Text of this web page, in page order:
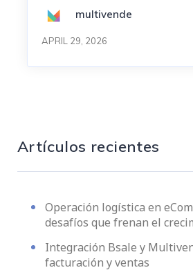
multivende
APRIL 29, 2026
Artículos recientes
Operación logística en
desafíos que frenan el
Integración Bsale y
facturación y ventas